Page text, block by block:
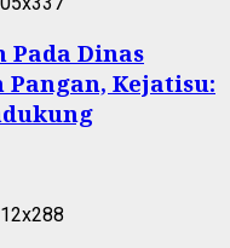
Pada Dinas
Kejatisu: